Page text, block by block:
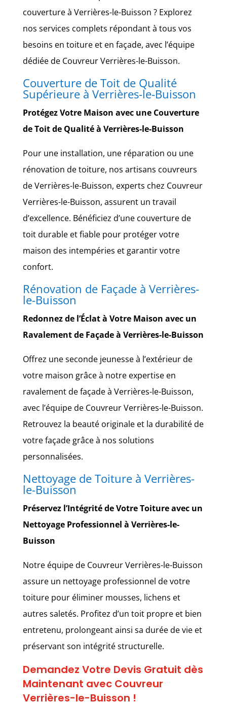
couverture à Verrières-le-Buisson ? Explorez
nos services complets répondant à tous vos
besoins en toiture et en façade, avec l’équipe
dédiée de Couvreur Verrières-le-Buisson.
Couverture de Toit de Qualité
Supérieure à Verrières-le-Buisson
Protégez Votre Maison avec une Couverture
de Toit de Qualité à Verrières-le-Buisson
Pour une installation, une réparation ou une
rénovation de toiture, nos artisans couvreurs
de Verrières-le-Buisson, experts chez Couvreur
Verrières-le-Buisson, assurent un travail
d’excellence. Bénéficiez d’une couverture de
toit durable et fiable pour protéger votre
maison des intempéries et garantir votre
confort.
Rénovation de Façade à Verrières-
le-Buisson
Redonnez de l’Éclat à Votre Maison avec un
Ravalement de Façade à Verrières-le-Buisson
Offrez une seconde jeunesse à l’extérieur de
votre maison grâce à notre expertise en
ravalement de façade à Verrières-le-Buisson,
avec l’équipe de Couvreur Verrières-le-Buisson.
Retrouvez la beauté originale et la durabilité de
votre façade grâce à nos solutions
personnalisées.
Nettoyage de Toiture à Verrières-
le-Buisson
Préservez l’Intégrité de Votre Toiture avec un
Nettoyage Professionnel à Verrières-le-
Buisson
Notre équipe de Couvreur Verrières-le-Buisson
assure un nettoyage professionnel de votre
toiture pour éliminer mousses, lichens et
autres saletés. Profitez d’un toit propre et bien
entretenu, prolongeant ainsi sa durée de vie et
préservant son intégrité structurelle.
Demandez Votre Devis Gratuit dès
Maintenant avec Couvreur
Verrières-le-Buisson !